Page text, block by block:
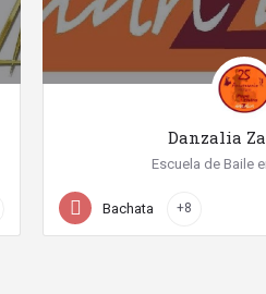
Danzalia
Escuela de Baile
Bachata +8